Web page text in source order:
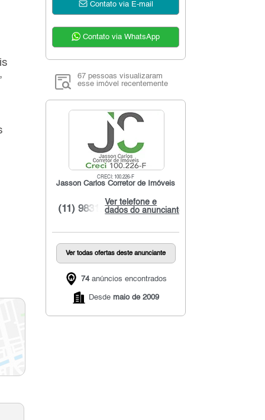
Contato via E-mail
Contato via WhatsApp
67 pessoas visualizaram
esse imóvel recentemente
CRECI: 100.226-F
Jasson Carlos Corretor de Imóveis
Ver telefone e
dados do anunciante
(11) 9831...
Ver todas ofertas deste anunciante
74anúncios encontrados
Desde maio de 2009